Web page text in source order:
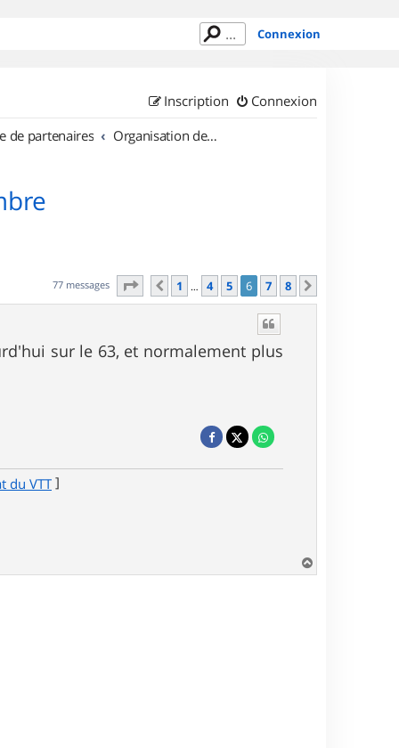
Connexion
Connexion
Inscription
de partenaires Organisation de sorties en région Rhône Alpes
77 messages Page sur
Précédent
1 … 4 5 6 7 8
sur le 63, et normalement plus
du VTT ]
a